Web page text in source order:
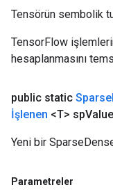
Tensörün sembolik
TensorFlow
hesaplanmasını
public static Sparse
İşlenen <T> sp
Yeni bir
Parametreler